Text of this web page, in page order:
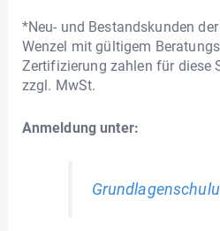
*Neu- und Bestandskunden
Wenzel mit gültigem
Zertifizierung zahlen für diese
zzgl. MwSt.
Anmeldung unter: